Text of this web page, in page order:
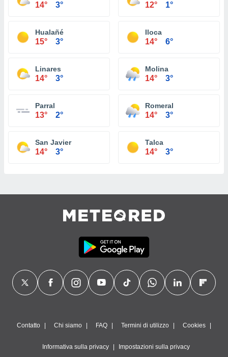
14° 3° 12° 1°
Hualañé
15° 3°
Iloca
14° 6°
Linares
14° 3°
Molina
14° 3°
Parral
13° 2°
Romeral
14° 3°
San Javier
14° 3°
Talca
14° 3°
Contatto Chi siamo FAQ Termini di utilizzo Cookies
Informativa sulla privacy Impostazioni sulla privacy